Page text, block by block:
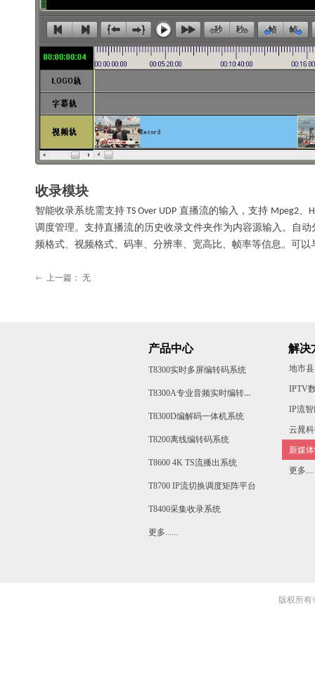
收录模块
智能收录系统需支持 TS Over UDP 直播流的输入，支持 Mpeg2、
调度管理。支持直播流的历史收录文件夹作为内容源输入。自
频格式、视频格式、码率、分辨率、宽高比、帧率等信息。可
ꂃ 上一篇： 无
T8300实时多屏编转码系统
T8300A专业音频实时编转码系统
T8300D编解码一体机系统
T8200离线编转码系统
T8600 4K TS流播出系统
T8700 IP流切换调度矩阵平台
T8400采集收录系统
更多......
地市
IP流
云晁
新媒
更多
产品中心 解决
版权所